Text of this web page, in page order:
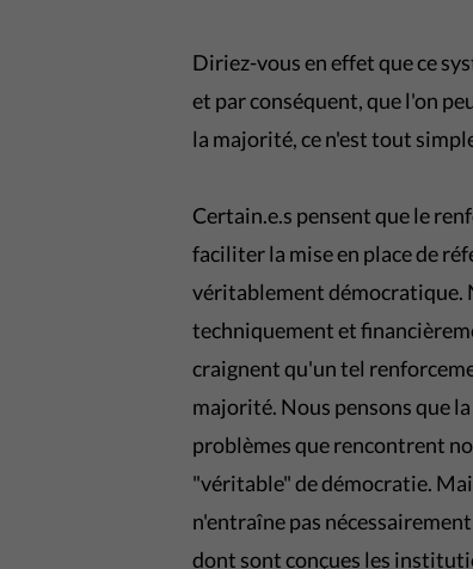
Diriez-vous en effet que ce
et par conséquent, que l'on
la majorité, ce n'est tout
Certain.e.s pensent que le
faciliter la mise en place de
véritablement démocratique.
techniquement et
craignent qu'un tel
majorité. Nous pensons que
problèmes que rencontrent
"véritable" de démocratie.
n'entraîne pas
dont sont conçues les